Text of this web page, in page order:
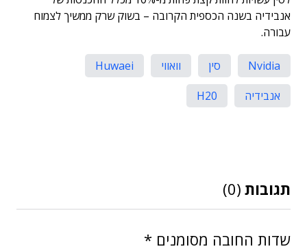
אנבידיה בשנה הכספית הקרובה – בשוק שרק ממשיך לצמוח
עבורה.
Nvidia סין וואווי
Huwaei
אנבידיה
H20
תגובות (0)
שדות החובה מסומנים *